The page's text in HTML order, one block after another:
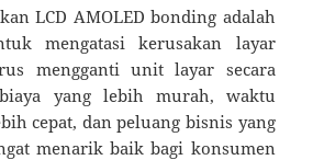
LCD AMOLED bonding adalah
mengatasi kerusakan layar
mengganti unit layar secara
yang lebih murah, waktu
cepat, dan peluang bisnis yang
menarik baik bagi konsumen